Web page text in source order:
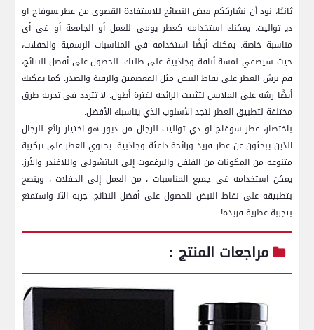
ثانيًا، نود أن نشارككم بعض النصائح للاستفادة القصوى من عطر ‍سوفاج ⁣او
دي‍ تواليت. يمكنك استخدامه كعطر يومي للعمل⁤ أو الجامعة أو في أي
مناسبة خاصة.⁢ يمكنك أيضًا استخدامه في المناسبات الرسمية ⁣والحفلات،
حيث سيضفي لمسة أناقة وجاذبية‍ على طلتك. للحصول على⁤ أفضل النتائج،
قم برش العطر على نقاط النبض مثل المعصمين ‍والرقبة والصدر. ⁢كما يمكنك⁢
أيضًا رشه على الملابس لتثبيت الرائحة لفترة أطول. لا تتردد في تجربة طرق
مختلفة لتطبيق العطر لتجد الأسلوب الذي يناسبك الأفضل.
باختصار، عطر سوفاج او دي تواليت للرجال من ديور هو اختيار رائع للرجال​
الذين⁢ يبحثون عن عطر فريد ورائحة دافئة وجاذبية. يحتوي ​العطر‍ على تركيبة
متنوعة من المكونات من الفلفل والبرغموت إلى ‍الباتشولي واللافندر والأرز.
يمكن استخدامه في جميع المناسبات⁢ ، من العمل إلى الحفلات ⁤، وينصح
بتطبيقه على نقاط النبض للحصول على أفضل النتائج. جربه الآن‍ واستمتع
بتجربة عطرية فريدة!
مراجعات‌ المنتج :